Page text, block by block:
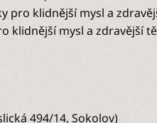
pro klidnější mysl a
klidnější mysl a zdravější
494/14, Sokolov)